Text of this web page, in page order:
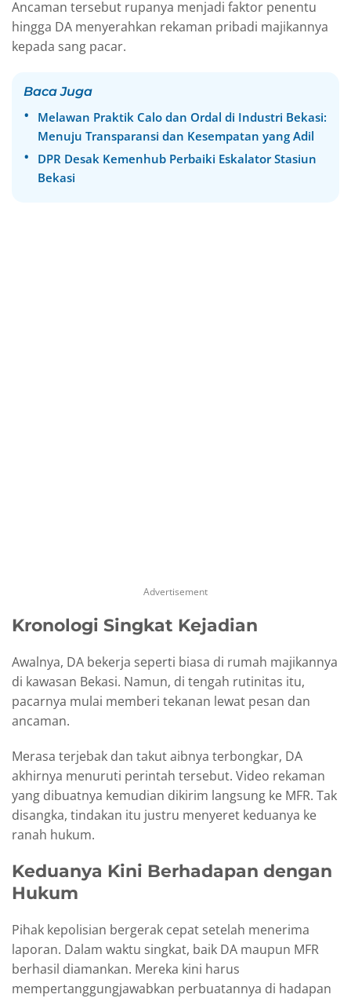
Ancaman tersebut rupanya menjadi faktor penentu
hingga DA menyerahkan rekaman pribadi majikannya
kepada sang pacar.
Baca Juga
Melawan Praktik Calo dan Ordal di Industri Bekasi:
Menuju Transparansi dan Kesempatan yang Adil
DPR Desak Kemenhub Perbaiki Eskalator Stasiun
Bekasi
Advertisement
Kronologi Singkat Kejadian
Awalnya, DA bekerja seperti biasa di rumah majikannya
di kawasan Bekasi. Namun, di tengah rutinitas itu,
pacarnya mulai memberi tekanan lewat pesan dan
ancaman.
Merasa terjebak dan takut aibnya terbongkar, DA
akhirnya menuruti perintah tersebut. Video rekaman
yang dibuatnya kemudian dikirim langsung ke MFR. Tak
disangka, tindakan itu justru menyeret keduanya ke
ranah hukum.
Keduanya Kini Berhadapan dengan
Hukum
Pihak kepolisian bergerak cepat setelah menerima
laporan. Dalam waktu singkat, baik DA maupun MFR
berhasil diamankan. Mereka kini harus
mempertanggungjawabkan perbuatannya di hadapan